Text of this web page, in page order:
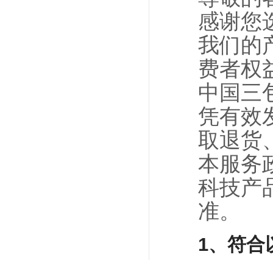
感谢您
我们的
费者权
中国三
凭有效
取退货
本服务
科技产
准。
1、符合